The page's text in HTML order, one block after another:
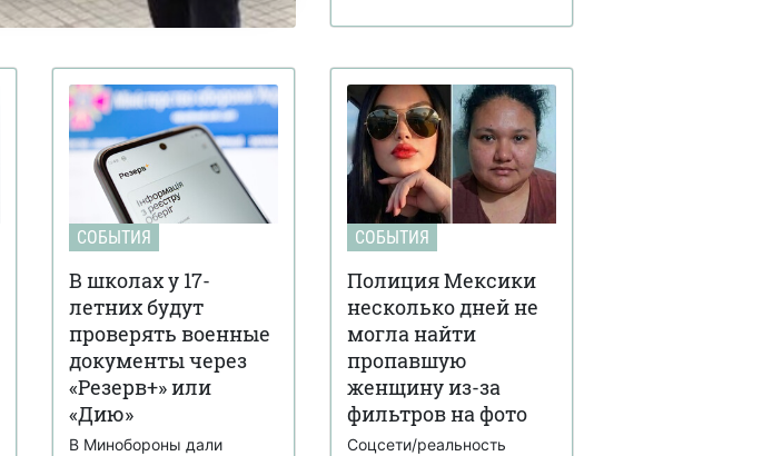
СОБЫТИЯ
В школах у 17-
летних будут
проверять военные
документы через
«Резерв+» или
«Дию»
В Минобороны дали
СОБЫТИЯ
Полиция Мексики
несколько дней не
могла найти
пропавшую
женщину из-за
фильтров на фото
Соцсети/реальность